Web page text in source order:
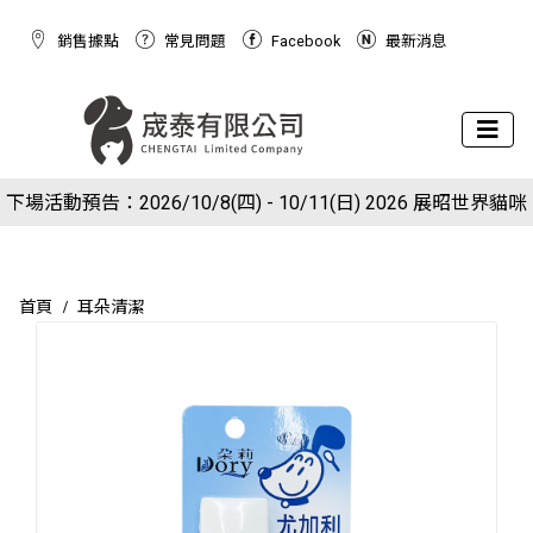
銷售據點 常見問題 Facebook 最新消息
下場活動預告：2026/10/8(四) - 10/11(日) 2026 展昭世界貓咪
首頁 耳朵清潔